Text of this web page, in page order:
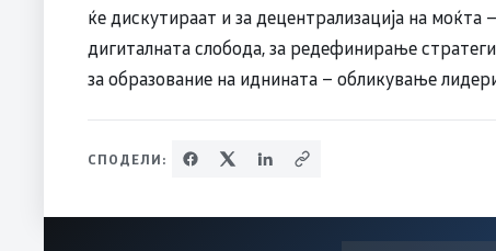
ќе дискутираат и за децентрализација на
дигиталната слобода, за редефинирање
за образование на иднината – обликување
СПОДЕЛИ: